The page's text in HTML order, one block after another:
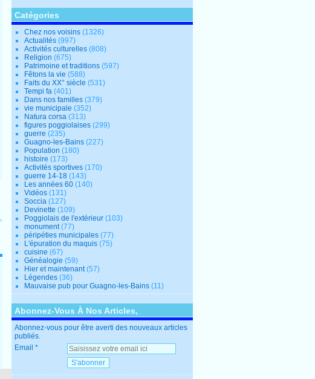
Catégories
Chez nos voisins (1326)
Actualités (997)
Activités culturelles (808)
Religion (675)
Patrimoine et traditions (597)
Fêtons la vie (588)
Faits du XX° siècle (531)
Tempi fa (401)
Dans nos familles (379)
vie municipale (352)
Natura corsa (313)
figures poggiolaises (299)
guerre (235)
Guagno-les-Bains (227)
Population (180)
histoire (173)
Activités sportives (170)
guerre 14-18 (143)
Les années 60 (140)
Vidéos (131)
Soccia (127)
Devinette (109)
Poggiolais de l'extérieur (103)
monument(77)
péripéties municipales (77)
L'épuration du maquis (75)
cuisine (67)
Généalogie (59)
Hier et maintenant(57)
Légendes (36)
Mauvaise pub pour Guagno-les-Bains (11)
Abonnez-Vous À Nos Articles,
Abonnez-vous pour être averti des nouveaux articles
publiés.
Email